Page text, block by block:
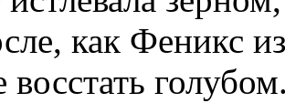
как Феникс